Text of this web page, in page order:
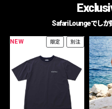
Safari Loungeでしか
NEW 限定 別注